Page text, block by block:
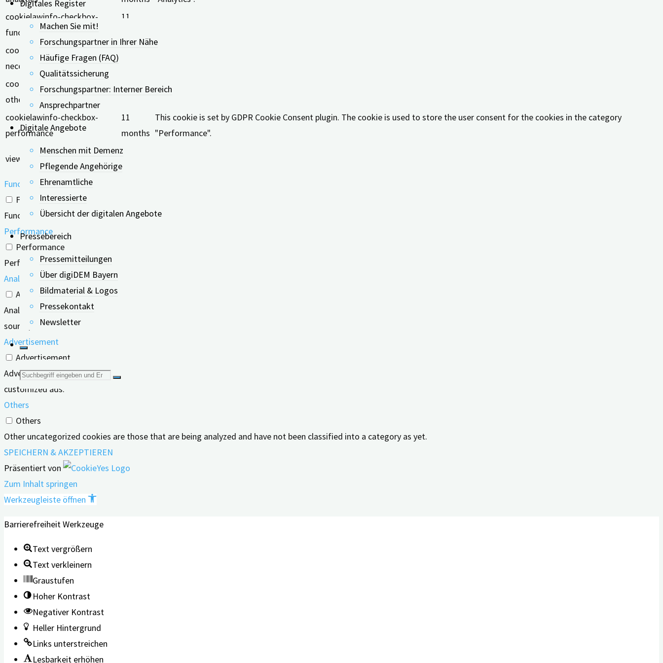
Digitales Register
Machen Sie mit!
Forschungspartner in Ihrer Nähe
Häufige Fragen (FAQ)
Qualitätssicherung
Forschungspartner: Interner Bereich
Ansprechpartner
Digitale Angebote
Menschen mit Demenz
Pflegende Angehörige
Ehrenamtliche
Interessierte
Übersicht der digitalen Angebote
Pressebereich
Pressemitteilungen
Über digiDEM Bayern
Bildmaterial & Logos
Pressekontakt
Newsletter
Suche
nach:
cookielawinfo-checkbox-
functional
11
cookielawinfo-checkbox-
necessary
cookielawinfo-checkbox-
others
11
This cookie is set by GDPR Cookie Consent plugin. The cookie is used to store the user consent for the cookies in the category "Other.
cookielawinfo-checkbox-
performance
11
months
This cookie is set by GDPR Cookie Consent plugin. The cookie is used to store the user consent for the cookies in the category
"Performance".
viewed_cookie_policy
11
months
Functional
Functional
Functional cookies help to perform certain functionalities like sharing the content of the website on social media platforms, collect feedbacks, and other third-party features.
Performance
Performance
Performance cookies are used to understand and analyze the key performance indexes of the website which helps in delivering a better user experience for the visitors.
Analytics
Analytics
Analytical cookies are used to understand how visitors interact with the website. These cookies help provide information on metrics the number of visitors, bounce rate, traffic
source, etc.
Advertisement
Advertisement
Advertisement cookies are used to provide visitors with relevant ads and marketing campaigns. These cookies track visitors across websites and collect information to provide
customized ads.
Others
Others
Other uncategorized cookies are those that are being analyzed and have not been classified into a category as yet.
SPEICHERN & AKZEPTIEREN
Präsentiert von
Zum Inhalt springen
Werkzeugleiste öffnen
Barrierefreiheit Werkzeuge
Text vergrößern
Text verkleinern
Graustufen
Hoher Kontrast
Negativer Kontrast
Heller Hintergrund
Links unterstreichen
Lesbarkeit erhöhen